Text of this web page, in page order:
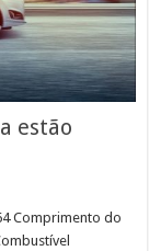
estão
Comprimento do